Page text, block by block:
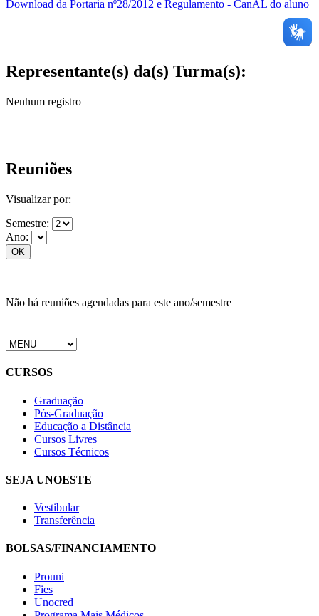
Download da Portaria nº28/2012 e Regulamento - CanAL do aluno
Representante(s) da(s) Turma(s):
Nenhum registro
Reuniões
Visualizar por:
Semestre:
Ano:
Não há reuniões agendadas para este ano/semestre
CURSOS
Graduação
Pós-Graduação
Educação a Distância
Cursos Livres
Cursos Técnicos
SEJA UNOESTE
Vestibular
Transferência
BOLSAS/FINANCIAMENTO
Prouni
Fies
Unocred